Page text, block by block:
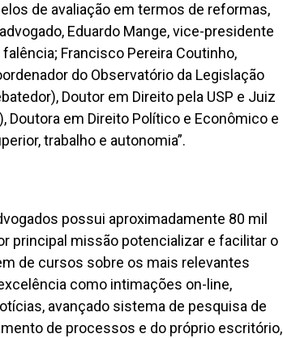
de avaliação em termos de reformas,
Eduardo Mange, vice-presidente
Francisco Pereira Coutinho,
do Observatório da Legislação
Doutor em Direito pela USP e Juiz
Doutora em Direito Político e Econômico e
trabalho e autonomia”.
possui aproximadamente 80 mil
principal missão potencializar e facilitar o
de cursos sobre os mais relevantes
como intimações on-line,
avançado sistema de pesquisa de
de processos e do próprio escritório,